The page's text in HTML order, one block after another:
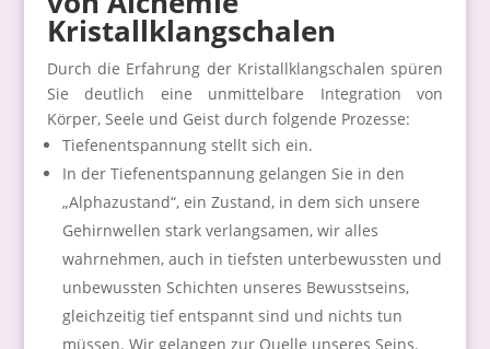
Kristallklangschalen
Durch die Erfahrung der Kristallklangschalen spüren
Sie deutlich eine unmittelbare Integration von
Körper, Seele und Geist durch folgende Prozesse:
Tiefenentspannung stellt sich ein.
In der Tiefenentspannung gelangen Sie in den
„Alphazustand“, ein Zustand, in dem sich unsere
Gehirnwellen stark verlangsamen, wir alles
wahrnehmen, auch in tiefsten unterbewussten und
unbewussten Schichten unseres Bewusstseins,
gleichzeitig tief entspannt sind und nichts tun
müssen. Wir gelangen zur Quelle unseres Seins.